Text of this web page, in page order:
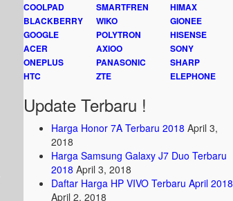
COOLPAD
SMARTFREN
HIMAX
BLACKBERRY
WIKO
GIONEE
GOOGLE
POLYTRON
HISENSE
ACER
AXIOO
SONY
ONEPLUS
PANASONIC
SHARP
HTC
ZTE ELEPHONE
Update Terbaru !
Harga Honor 7A Terbaru 2018 April 3,
2018
Harga Samsung Galaxy J7 Duo Terbaru
2018 April 3, 2018
Daftar Harga HP VIVO Terbaru April 2018
April 2, 2018